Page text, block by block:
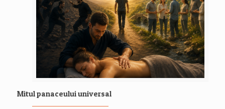
Mitul panaceului universal